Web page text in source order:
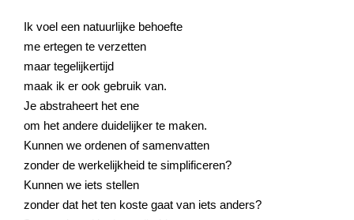
Ik voel een natuurlijke behoefte
me ertegen te verzetten
maar tegelijkertijd
maak ik er ook gebruik van.
Je abstraheert het ene
om het andere duidelijker te maken.
Kunnen we ordenen of samenvatten
zonder de werkelijkheid te simplificeren?
Kunnen we iets stellen
zonder dat het ten koste gaat van iets anders?